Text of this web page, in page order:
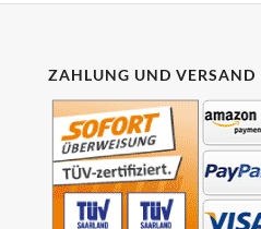
ZAHLUNG UND VERSAND